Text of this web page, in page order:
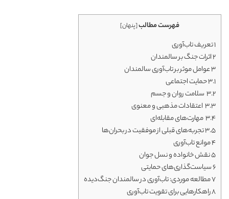
فهرست مطالب[پنهان]
1تعریف تاب‌آوری
2اثرات جنگ بر سالمندان
3عوامل موثر بر تاب‌آوری سالمندان
3.1حمایت اجتماعی
3.2 سلامت روان و جسم
3.3 اعتقادات مذهبی و معنوی
3.4مهارت‌های مقابله‌ای
3.5تجربه‌های قبلی از موفقیت در بحران‌ها
4موانع تاب‌آوری
5نقش خانواده و نسل جوان
6سیاست‌گذاری‌های حمایتی
7مطالعه موردی: تاب‌آوری در سالمندان جنگ‌دیده
8راهکارهایی برای تقویت تاب‌آوری